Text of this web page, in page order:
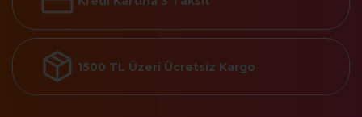
1500 TL Üzeri Ücretsiz Kargo